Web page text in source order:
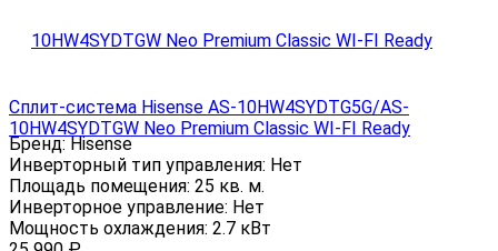
Сплит-система Hisense AS-10HW4SYDTG5G/AS-
10HW4SYDTGW Neo Premium Classic WI-FI Ready
Бренд:Hisense
Инверторный тип управления: Нет
Площадь помещения: 25 кв. м.
Инверторное управление: Нет
Мощность охлаждения: 2.7 кВт